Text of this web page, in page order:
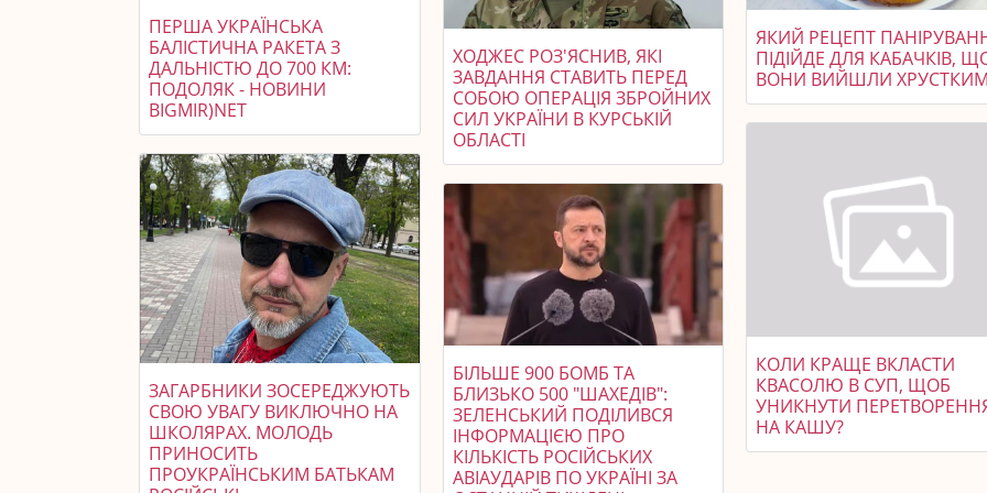
ПЕРША УКРАЇНСЬКА
БАЛІСТИЧНА РАКЕТА З
ДАЛЬНІСТЮ ДО 700 КМ:
ПОДОЛЯК - НОВИНИ
BIGMIR)NET
ЗАГАРБНИКИ ЗОСЕРЕДЖУЮТЬ
СВОЮ УВАГУ ВИКЛЮЧНО НА
ШКОЛЯРАХ. МОЛОДЬ
ПРИНОСИТЬ
ПРОУКРАЇНСЬКИМ БАТЬКАМ
ХОДЖЕС РОЗ'ЯСНИВ, ЯКІ
ЗАВДАННЯ СТАВИТЬ ПЕРЕД
СОБОЮ ОПЕРАЦІЯ ЗБРОЙНИХ
СИЛ УКРАЇНИ В КУРСЬКІЙ
ОБЛАСТІ
БІЛЬШЕ 900 БОМБ ТА
БЛИЗЬКО 500 "ШАХЕДІВ":
ЗЕЛЕНСЬКИЙ ПОДІЛИВСЯ
ІНФОРМАЦІЄЮ ПРО
КІЛЬКІСТЬ РОСІЙСЬКИХ
АВІАУДАРІВ ПО УКРАЇНІ ЗА
ЯКИЙ РЕЦЕПТ
ПІДІЙДЕ ДЛЯ КАБАЧКІВ,
ВОНИ ВИЙШЛИ
КОЛИ КРАЩЕ ВКЛАСТИ
КВАСОЛЮ В СУП, ЩОБ
УНИКНУТИ
НА КАШУ?